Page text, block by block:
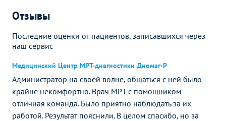
Отзывы
Последние оценки от пациентов, записавшихся через
наш сервис
Медицинский Центр МРТ-диагностики Диомаг-Р
Администратор на своей волне, общаться с ней было
крайне некомфортно. Врач МРТ с помощником
отличная команда. Было приятно наблюдать за их
работой. Результат пояснили. В целом спасибо, но за